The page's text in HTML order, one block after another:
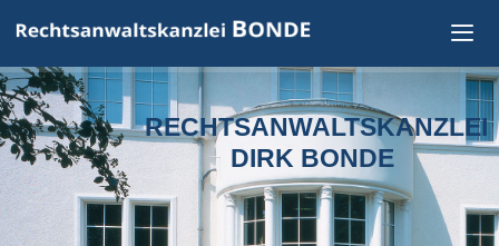
springen
RECHTSANWALTSKANZLEI
DIRK BONDE